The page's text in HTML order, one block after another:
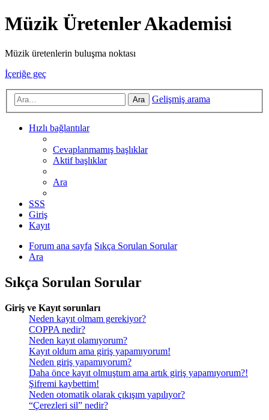
Müzik Üretenler Akademisi
Müzik üretenlerin buluşma noktası
İçeriğe geç
Ara Gelişmiş arama
Hızlı bağlantılar
Cevaplanmamış başlıklar
Aktif başlıklar
Ara
SSS
Giriş
Kayıt
Forum ana sayfa Sıkça Sorulan Sorular
Ara
Sıkça Sorulan Sorular
Giriş ve Kayıt sorunları
Neden kayıt olmam gerekiyor?
COPPA nedir?
Neden kayıt olamıyorum?
Kayıt oldum ama giriş yapamıyorum!
Neden giriş yapamıyorum?
Daha önce kayıt olmuştum ama artık giriş yapamıyorum?!
Şifremi kaybettim!
Neden otomatik olarak çıkışım yapılıyor?
“Çerezleri sil” nedir?